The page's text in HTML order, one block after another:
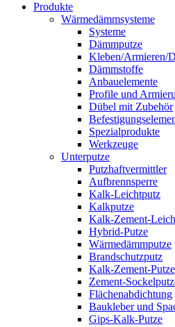
Produkte
Wärmedämmsysteme
Systeme
Dämmputze
Kleben/Armieren/
Dämmstoffe
Anbauelemente
Profile und
Dübel mit Zubehör
Spezialprodukte
Werkzeuge
Unterputze
Putzhaftvermittler
Aufbrennsperre
Kalk-Leichtputz
Kalkputze
Kalk-Zement-
Hybrid-Putze
Wärmedämmputze
Brandschutzputz
Kalk-Zement-Putze
Zement-
Flächenabdichtung
Baukleber und
Gips-Kalk-Putze